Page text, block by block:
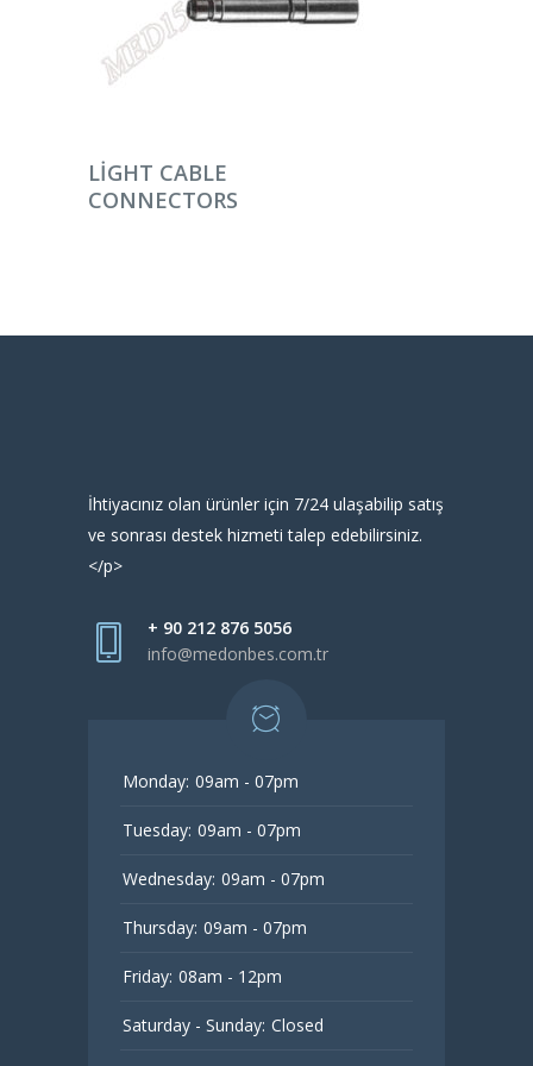
DEVAMINI OKU
LIGHT CABLE
CONNECTORS
İhtiyacınız olan ürünler için 7/24 ulaşabilip satış
ve sonrası destek hizmeti talep edebilirsiniz.
</p>
+ 90 212 876 5056
info@medonbes.com.tr
Monday: 09am - 07pm
Tuesday: 09am - 07pm
Wednesday: 09am - 07pm
Thursday: 09am - 07pm
Friday: 08am - 12pm
Saturday - Sunday: Closed